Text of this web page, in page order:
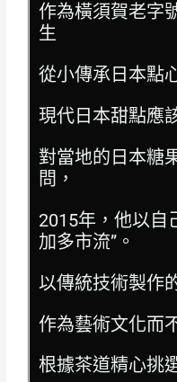
作為橫須賀老字
生
從小傳承日本點
現代日本甜點應
對當地的日本糖
問，
2015年，他以自
加多市流”。
以傳統技術製作
作為藝術文化而
根據茶道精心挑